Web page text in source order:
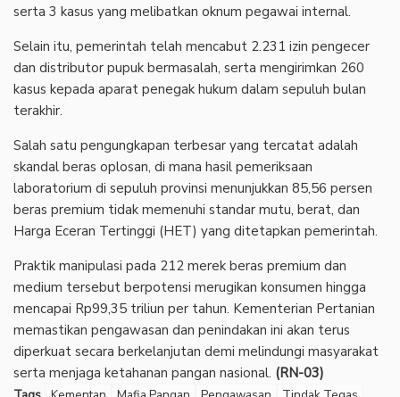
serta 3 kasus yang melibatkan oknum pegawai internal.
Selain itu, pemerintah telah mencabut 2.231 izin pengecer
dan distributor pupuk bermasalah, serta mengirimkan 260
kasus kepada aparat penegak hukum dalam sepuluh bulan
terakhir.
Salah satu pengungkapan terbesar yang tercatat adalah
skandal beras oplosan, di mana hasil pemeriksaan
laboratorium di sepuluh provinsi menunjukkan 85,56 persen
beras premium tidak memenuhi standar mutu, berat, dan
Harga Eceran Tertinggi (HET) yang ditetapkan pemerintah.
Praktik manipulasi pada 212 merek beras premium dan
medium tersebut berpotensi merugikan konsumen hingga
mencapai Rp99,35 triliun per tahun. Kementerian Pertanian
memastikan pengawasan dan penindakan ini akan terus
diperkuat secara berkelanjutan demi melindungi masyarakat
serta menjaga ketahanan pangan nasional. (RN-03)